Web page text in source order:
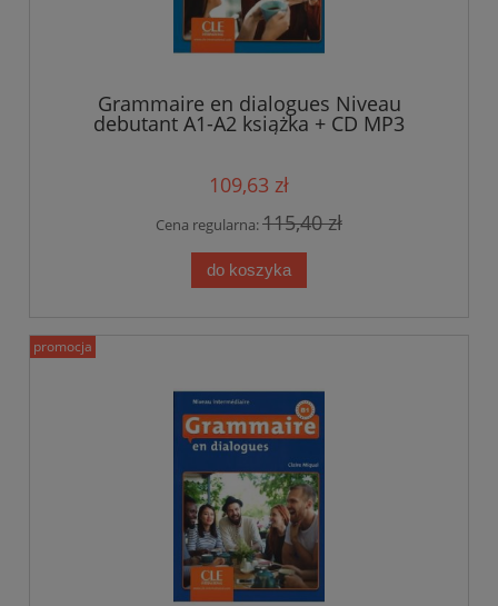
Grammaire en dialogues Niveau
debutant A1-A2 książka + CD MP3
109,63 zł
Cena regularna:115,40 zł
do koszyka
promocja